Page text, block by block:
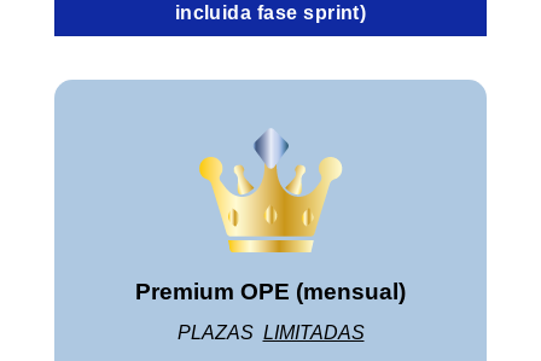
incluida fase sprint)
Premium OPE (mensual)
PLAZAS LIMITADAS